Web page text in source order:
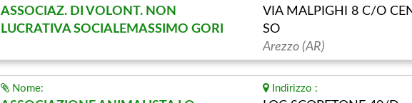
ASSOCIAZ. DI VOLONT. NON
LUCRATIVA SOCIALEMASSIMO GORI
VIA MALPIGHI 8 C/O
SO
Arezzo (AR)
Nome: Indirizzo :